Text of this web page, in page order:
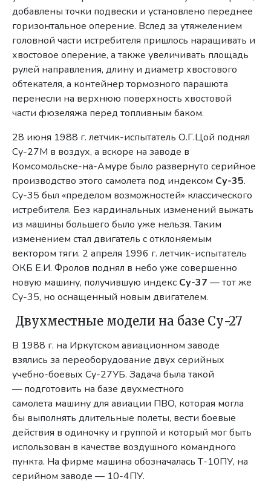
добавлены точки подвески и установлено переднее
горизонтальное оперение. Вслед за утяжелением
головной части истребителя пришлось наращивать и
хвостовое оперение, а также увеличивать площадь
рулей направления, длину и диаметр хвостового
обтекателя, а контейнер тормозного парашюта
перенесли на верхнюю поверхность хвостовой
части фюзеляжа перед топливным баком.
28 июня 1988 г. летчик-испытатель О.Г.Цой поднял
Су-27М в воздух, а вскоре на заводе в
Комсомольске-на-Амуре было развернуто серийное
производство этого самолета под индексом Су-35.
Су-35 был «пределом возможностей» классического
истребителя. Без кардинальных изменений выжать
из машины большего было уже нельзя. Таким
изменением стал двигатель с отклоняемым
вектором тяги. 2 апреля 1996 г. летчик-испытатель
ОКБ Е.И. Фролов поднял в небо уже совершенно
новую машину, получившую индекс Су-37 — тот же
Су-35, но оснащенный новым двигателем.
Двухместные модели на базе Су-27
В 1988 г. на Иркутском авиационном заводе
взялись за переоборудование двух серийных
учебно-боевых Су-27УБ. Задача была такой
— подготовить на базе двухместного
самолета машину для авиации ПВО, которая могла
бы выполнять длительные полеты, вести боевые
действия в одиночку и группой и который мог быть
использован в качестве воздушного командного
пункта. На фирме машина обозначалась Т-10ПУ, на
серийном заводе — 10-4ПУ.